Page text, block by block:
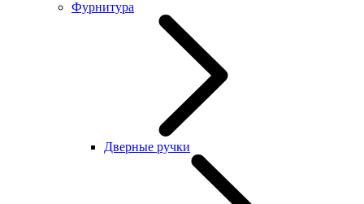
Фурнитура
Дверные ручки